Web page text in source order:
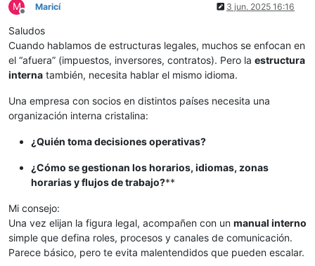
M
Desconectado
Maricí 3 jun. 2025 16:16
Saludos
Cuando hablamos de estructuras legales, muchos se enfocan en
el “afuera” (impuestos, inversores, contratos). Pero la estructura
interna también, necesita hablar el mismo idioma.
Una empresa con socios en distintos países necesita una
organización interna cristalina:
¿Quién toma decisiones operativas?
¿Cómo se gestionan los horarios, idiomas, zonas
horarias y flujos de trabajo?**
Mi consejo:
Una vez elijan la figura legal, acompañen con un manual interno
simple que defina roles, procesos y canales de comunicación.
Parece básico, pero te evita malentendidos que pueden escalar.